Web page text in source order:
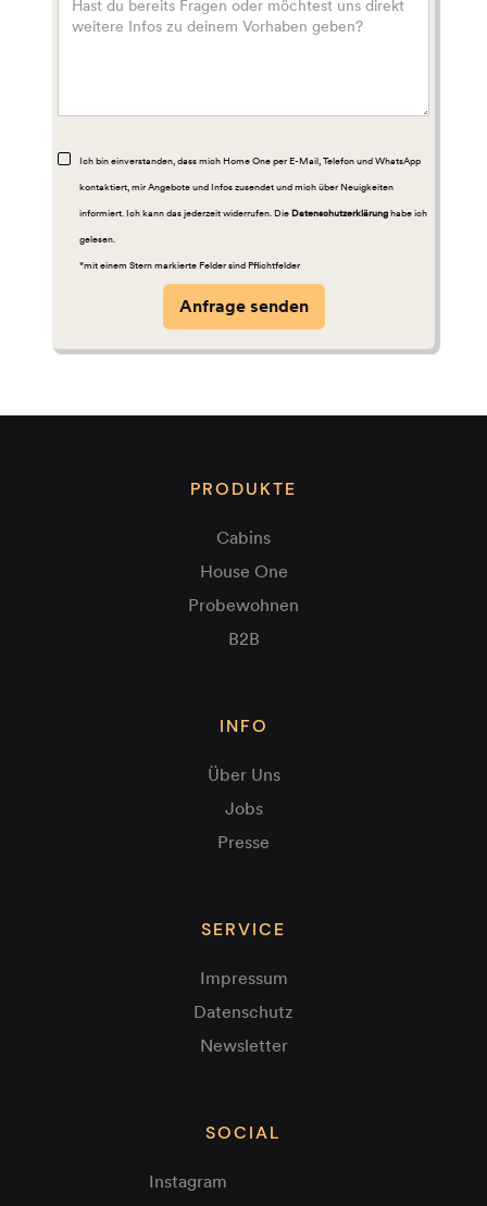
Ich bin einverstanden, dass mich Home One per E-Mail, Telefon und WhatsApp
kontaktiert, mir Angebote und Infos zusendet und mich über Neuigkeiten
informiert. Ich kann das jederzeit widerrufen. DieDatenschutzerklärunghabe ich
gelesen.
*mit einem Stern markierte Felder sind Pflichtfelder
PRODUKTE
Cabins
House One
Probewohnen
B2B
INFO
Über Uns
Jobs
Presse
SERVICE
Impressum
Datenschutz
Newsletter
SOCIAL
Instagram